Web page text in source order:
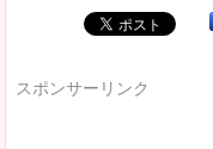
スポンサーリンク